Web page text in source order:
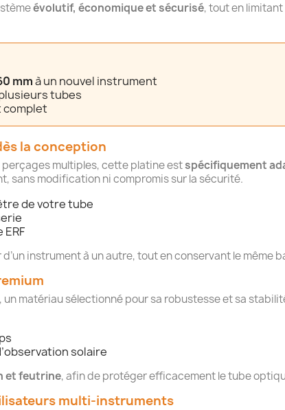
évolutif, économique et sécurisé, tout en
mmà un nouvel instrument
tubes
complet
la conception
multiples, cette platine estspécifiquement
sans modification ni compromis sur la sécurité.
de votre tube
instrument à un autre, tout en conservant le même
, un matériau sélectionné pour sa robustesse et sa
solaire
et feutrine, afin de protéger efficacement le tube
multi-instruments